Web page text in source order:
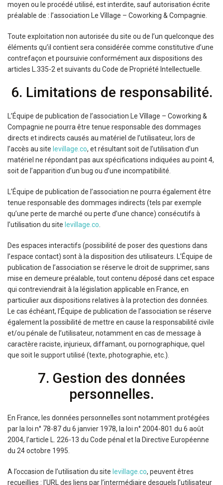
moyen ou le procédé utilisé, est interdite, sauf autorisation écrite
préalable de : l’association Le Vîllage – Coworking & Compagnie.
Toute exploitation non autorisée du site ou de l’un quelconque des
éléments qu’il contient sera considérée comme constitutive d’une
contrefaçon et poursuivie conformément aux dispositions des
articles L.335-2 et suivants du Code de Propriété Intellectuelle.
6. Limitations de responsabilité.
L’Équipe de publication de l’association Le Vîllage – Coworking &
Compagnie ne pourra être tenue responsable des dommages
directs et indirects causés au matériel de l’utilisateur, lors de
l’accès au site levillage.co, et résultant soit de l’utilisation d’un
matériel ne répondant pas aux spécifications indiquées au point 4,
soit de l’apparition d’un bug ou d’une incompatibilité.
L’Équipe de publication de l’association ne pourra également être
tenue responsable des dommages indirects (tels par exemple
qu’une perte de marché ou perte d’une chance) consécutifs à
l’utilisation du site levillage.co
Des espaces interactifs (possibilité de poser des questions dans
l’espace contact) sont à la disposition des utilisateurs. L’Équipe de
publication de l’association se réserve le droit de supprimer, sans
mise en demeure préalable, tout contenu déposé dans cet espace
qui contreviendrait à la législation applicable en France, en
particulier aux dispositions relatives à la protection des données.
Le cas échéant, l’Équipe de publication de l’association se réserve
également la possibilité de mettre en cause la responsabilité civile
et/ou pénale de l’utilisateur, notamment en cas de message à
caractère raciste, injurieux, diffamant, ou pornographique, quel
que soit le support utilisé (texte, photographie, etc.).
7. Gestion des données
personnelles.
En France, les données personnelles sont notamment protégées
par la loi n° 78-87 du 6 janvier 1978, la loi n° 2004-801 du 6 août
2004, l’article L. 226-13 du Code pénal et la Directive Européenne
du 24 octobre 1995.
A l’occasion de l’utilisation du site levillage.co, peuvent êtres
recueillies : l’URL des liens par l’intermédiaire desquels l’utilisateur